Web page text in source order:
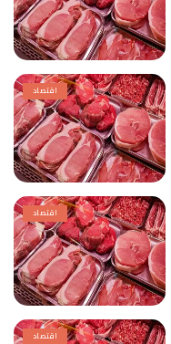
اقتصاد
اقتصاد
اقتصاد